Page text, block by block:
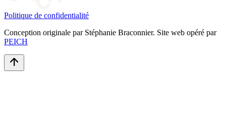
Politique de confidentialité
Conception originale par Stéphanie Braconnier. Site web opéré par
PEICH